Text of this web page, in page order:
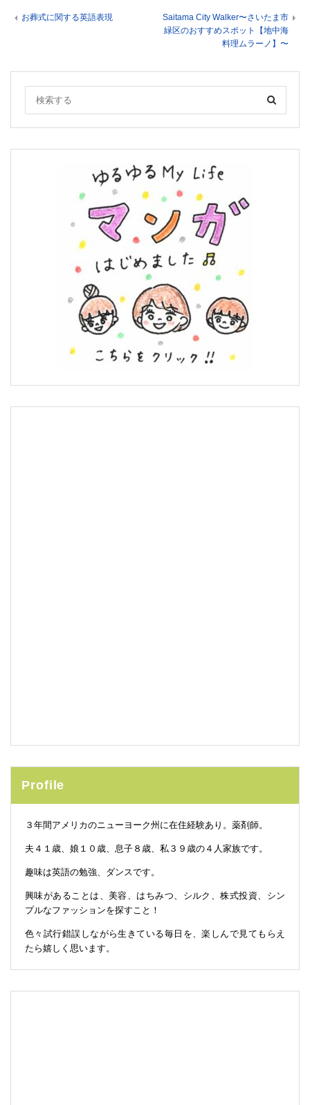
お葬式に関する英語表現
Saitama City Walker〜さいたま市
緑区のおすすめスポット【地中海
料理ムラーノ】〜
Profile
３年間アメリカのニューヨーク州に在住経験あり。薬剤師。
夫４１歳、娘１０歳、息子８歳、私３９歳の４人家族です。
趣味は英語の勉強、ダンスです。
興味があることは、美容、はちみつ、シルク、株式投資、シン
プルなファッションを探すこと！
色々試行錯誤しながら生きている毎日を、楽しんで見てもらえ
たら嬉しく思います。